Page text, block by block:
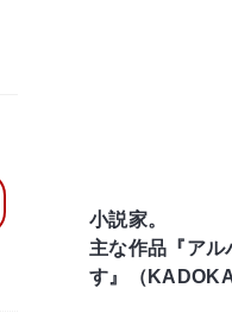
小説家。
主な作品『ア
す』（